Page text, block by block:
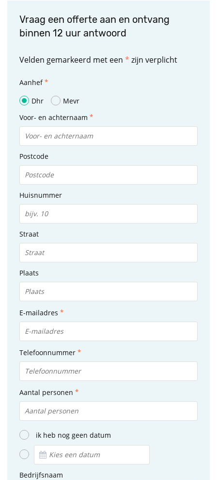
Vraag een offerte aan en ontvang
binnen 12 uur antwoord
Velden gemarkeerd met een * zijn verplicht
Aanhef
Dhr
Mevr
Voor- en achternaam
Postcode
Huisnummer
Straat
Plaats
E-mailadres
Telefoonnummer
Aantal personen
ik heb nog geen datum
Bedrijfsnaam